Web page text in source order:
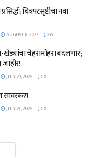
चित्रपटसृष्टीचा नवा
AUGUST 8, 2025 0
चेहरामोहरा बदलणार;
JULY 29, 2025 0
सावरकर!
JULY 23, 2025 0